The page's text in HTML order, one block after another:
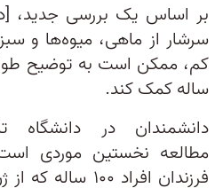
بر اساس یک بررسی جدید،
سرشار از ماهی، میوه‌ها و
ساله کمک کند.
دانشمندان در دانشگاه
مطالعه نخستین موردی
فرزندان افراد